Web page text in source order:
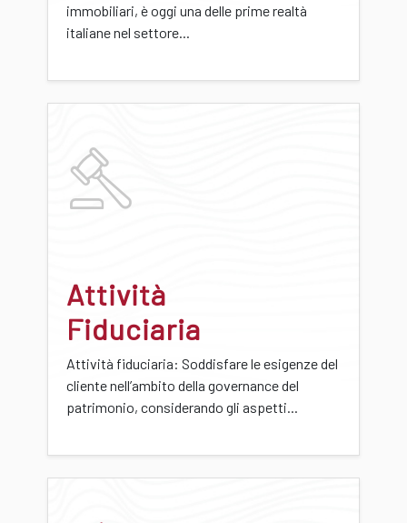
immobiliari, è oggi una delle prime realtà
italiane nel settore...
Attività
Fiduciaria
Attività fiduciaria: Soddisfare le esigenze del
cliente nell’ambito della governance del
patrimonio, considerando gli aspetti...